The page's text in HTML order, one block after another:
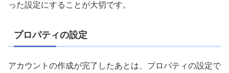
った設定にすることが大切です。
プロパティの設定
アカウントの作成が完了したあとは、プロパティの設定で